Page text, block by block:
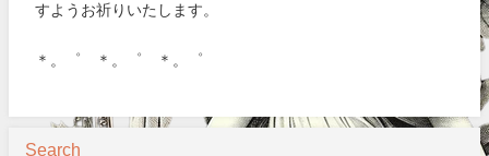
すようお祈りいたします。
＊。゜ ＊。゜ ＊。゜
Search